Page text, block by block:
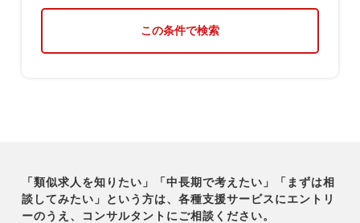
この条件で検索
「類似求人を知りたい」「中長期で考えたい」「まずは相
談してみたい」という方は、各種支援サービスにエントリ
ーのうえ、コンサルタントにご相談ください。